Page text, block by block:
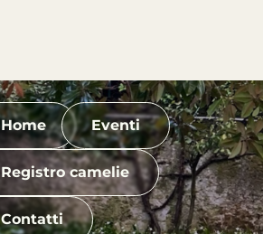
Home Eventi
Registro camelie
Contatti